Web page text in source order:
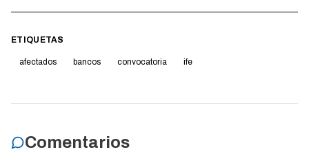
ETIQUETAS
afectados bancos convocatoria ife
Comentarios